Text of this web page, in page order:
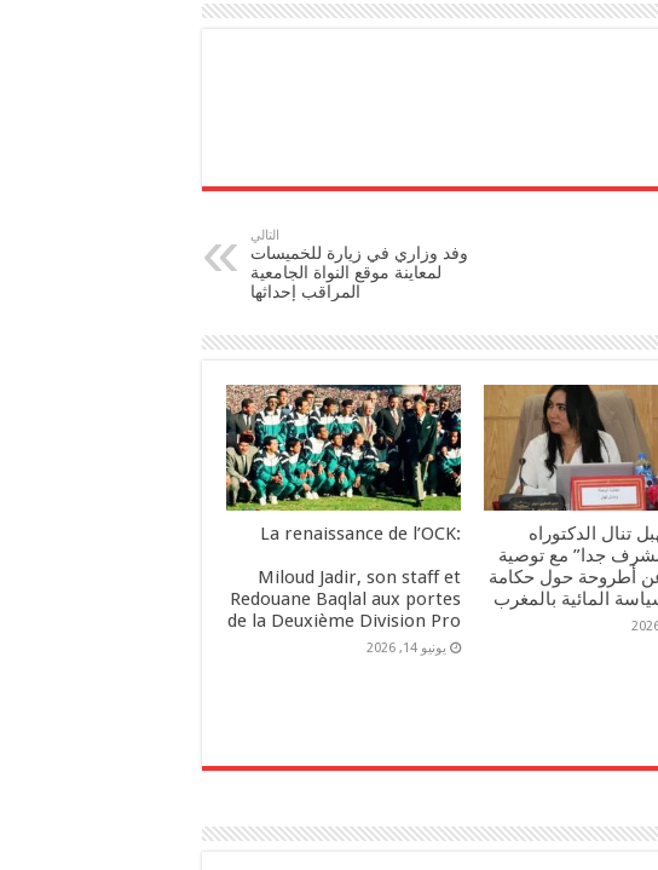
التالي
وفد وزاري في زيارة للخميسات
لمعاينة موقع النواة الجامعية
المراقب إحداثها
تنال الدكتوراه
جدا” مع توصية
أطروحة حول حكامة
المائية بالمغرب
:La renaissance de l’OCK
Miloud Jadir, son staff et
Redouane Baqlal aux portes
de la Deuxième Division Pro
يونيو 14, 2026